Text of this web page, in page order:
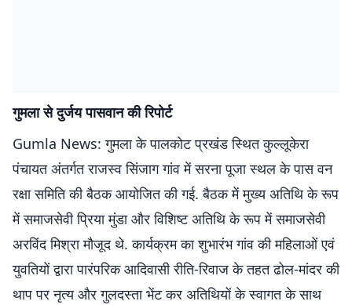
गुमला से दुर्जय पासवान की रिपोर्ट
Gumla News: गुमला के पालकोट प्रखंड स्थित कुल्लूकेरा
पंचायत अंतर्गत राजस्व सिंजाग गांव में सरना पूजा स्थल के पास वन
रक्षा समिति की बैठक आयोजित की गई. बैठक में मुख्य अतिथि के रूप
में समाजसेवी प्रिया मुंडा और विशिष्ट अतिथि के रूप में समाजसेवी
अरविंद मिश्रा मौजूद थे. कार्यक्रम का शुभारंभ गांव की महिलाओं एवं
युवतियों द्वारा पारंपरिक आदिवासी रीति-रिवाज के तहत ढोल-मांदर की
थाप पर नृत्य और गुलदस्ता भेंट कर अतिथियों के स्वागत के साथ